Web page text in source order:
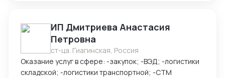
ИП Дмитриева Анастасия
Петровна
ст-ца. Гиагинская, Россия
Оказание услуг в сфере: -закупок; -ВЭД; -логистики
складской; -логистики транспортной; -СТМ